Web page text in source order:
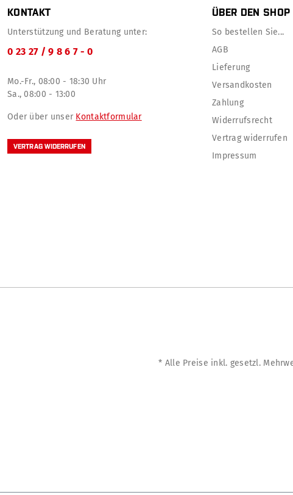
KONTAKT
Unterstützung und Beratung unter:
0 23 27 / 9 8 6 7 - 0
Mo.-Fr., 08:00 - 18:30 Uhr
Sa., 08:00 - 13:00
Oder über unser Kontaktformular
VERTRAG WIDERRUFEN
ÜBER DEN SHOP
So bestellen Sie...
AGB
Lieferung
Versandkosten
Zahlung
Widerrufsrecht
Vertrag widerrufen
Impressum
* Alle Preise inkl. gesetzl.